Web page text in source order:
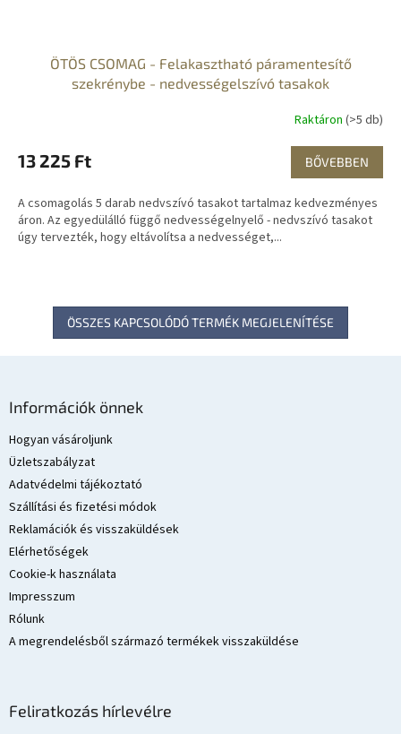
ÖTÖS CSOMAG - Felakasztható páramentesítő
szekrénybe - nedvességelszívó tasakok
Raktáron (>5 db)
13 225 Ft BŐVEBBEN
A csomagolás 5 darab nedvszívó tasakot tartalmaz kedvezményes
áron. Az egyedülálló függő nedvességelnyelő - nedvszívó tasakot
úgy tervezték, hogy eltávolítsa a nedvességet,...
ÖSSZES KAPCSOLÓDÓ TERMÉK MEGJELENÍTÉSE
Információk önnek
Hogyan vásároljunk
Üzletszabályzat
Adatvédelmi tájékoztató
Szállítási és fizetési módok
Reklamációk és visszaküldések
Elérhetőségek
Cookie-k használata
Impresszum
Rólunk
A megrendelésből származó termékek visszaküldése
Feliratkozás hírlevélre